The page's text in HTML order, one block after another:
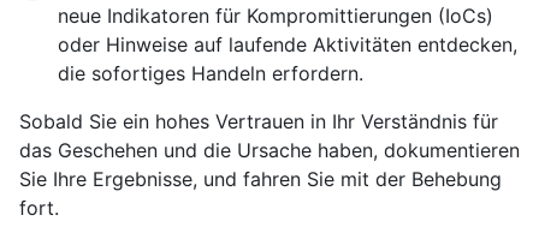
neue Indikatoren für Kompromittierungen (IoCs)
oder Hinweise auf laufende Aktivitäten entdecken,
die sofortiges Handeln erfordern.
Sobald Sie ein hohes Vertrauen in Ihr Verständnis für
das Geschehen und die Ursache haben, dokumentieren
Sie Ihre Ergebnisse, und fahren Sie mit der Behebung
fort.